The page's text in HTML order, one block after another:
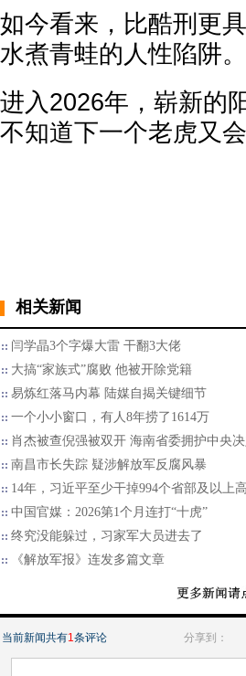
如今看来，比酷刑更
水煮青蛙的人性陷阱。
进入2026年，崭新的
不知道下一个老虎又
相关新闻
闫学晶3个字爆大雷 干翻3大佬
大搞“家族式”腐败 他被开除党籍
易炼红落马内幕 陆媒自揭关键细节
一个小小窗口，有人8年捞了1614万
肖杰被查倪强被双开 海南省委拥护中央
南昌市长失踪 疑涉解放军反腐风暴
14年，习近平至少干掉994个省部及以上
中国官媒：2026第1个月连打“十虎”
终究没能躲过，习家军大员进去了
《解放军报》连发多篇文章
当前新闻共有1条评论 分享到：